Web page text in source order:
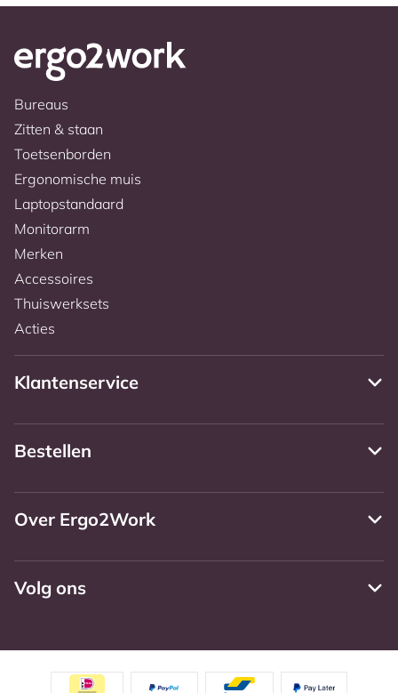
Bureaus
Zitten & staan
Toetsenborden
Ergonomische muis
Laptopstandaard
Monitorarm
Merken
Accessoires
Thuiswerksets
Acties
Klantenservice
Bestellen
Over Ergo2Work
Volg ons